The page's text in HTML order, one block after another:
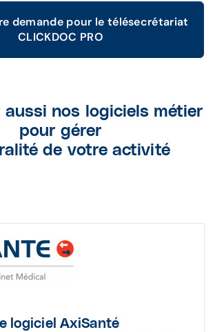
demande pour le télésecrétariat
CLICKDOC PRO
aussi nos logiciels métier
pour gérer
de votre activité
logiciel AxiSanté